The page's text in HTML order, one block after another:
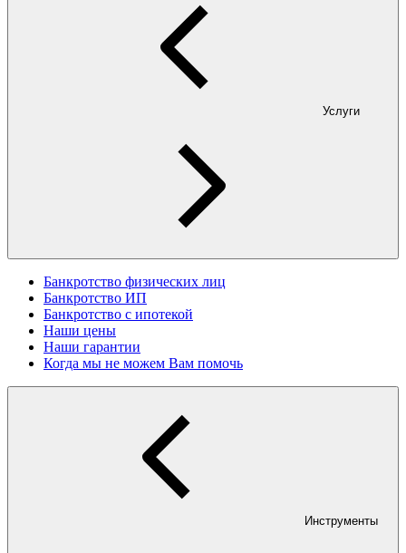
Услуги
Банкротство физических лиц
Банкротство ИП
Банкротство с ипотекой
Наши цены
Наши гарантии
Когда мы не можем Вам помочь
Инструменты